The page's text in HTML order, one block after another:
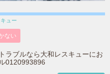
ュー
ない
ラブルなら大和レスキューにお
0120993896